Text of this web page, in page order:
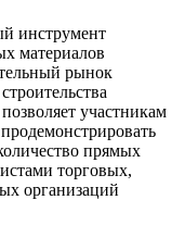
инструмент
материалов
рынок
участникам
прямых
торговых,
организаций